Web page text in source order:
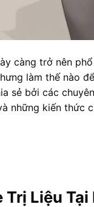
càng trở nên
làm thế nào
sẻ bởi các
những kiến thức
Liệu Tại